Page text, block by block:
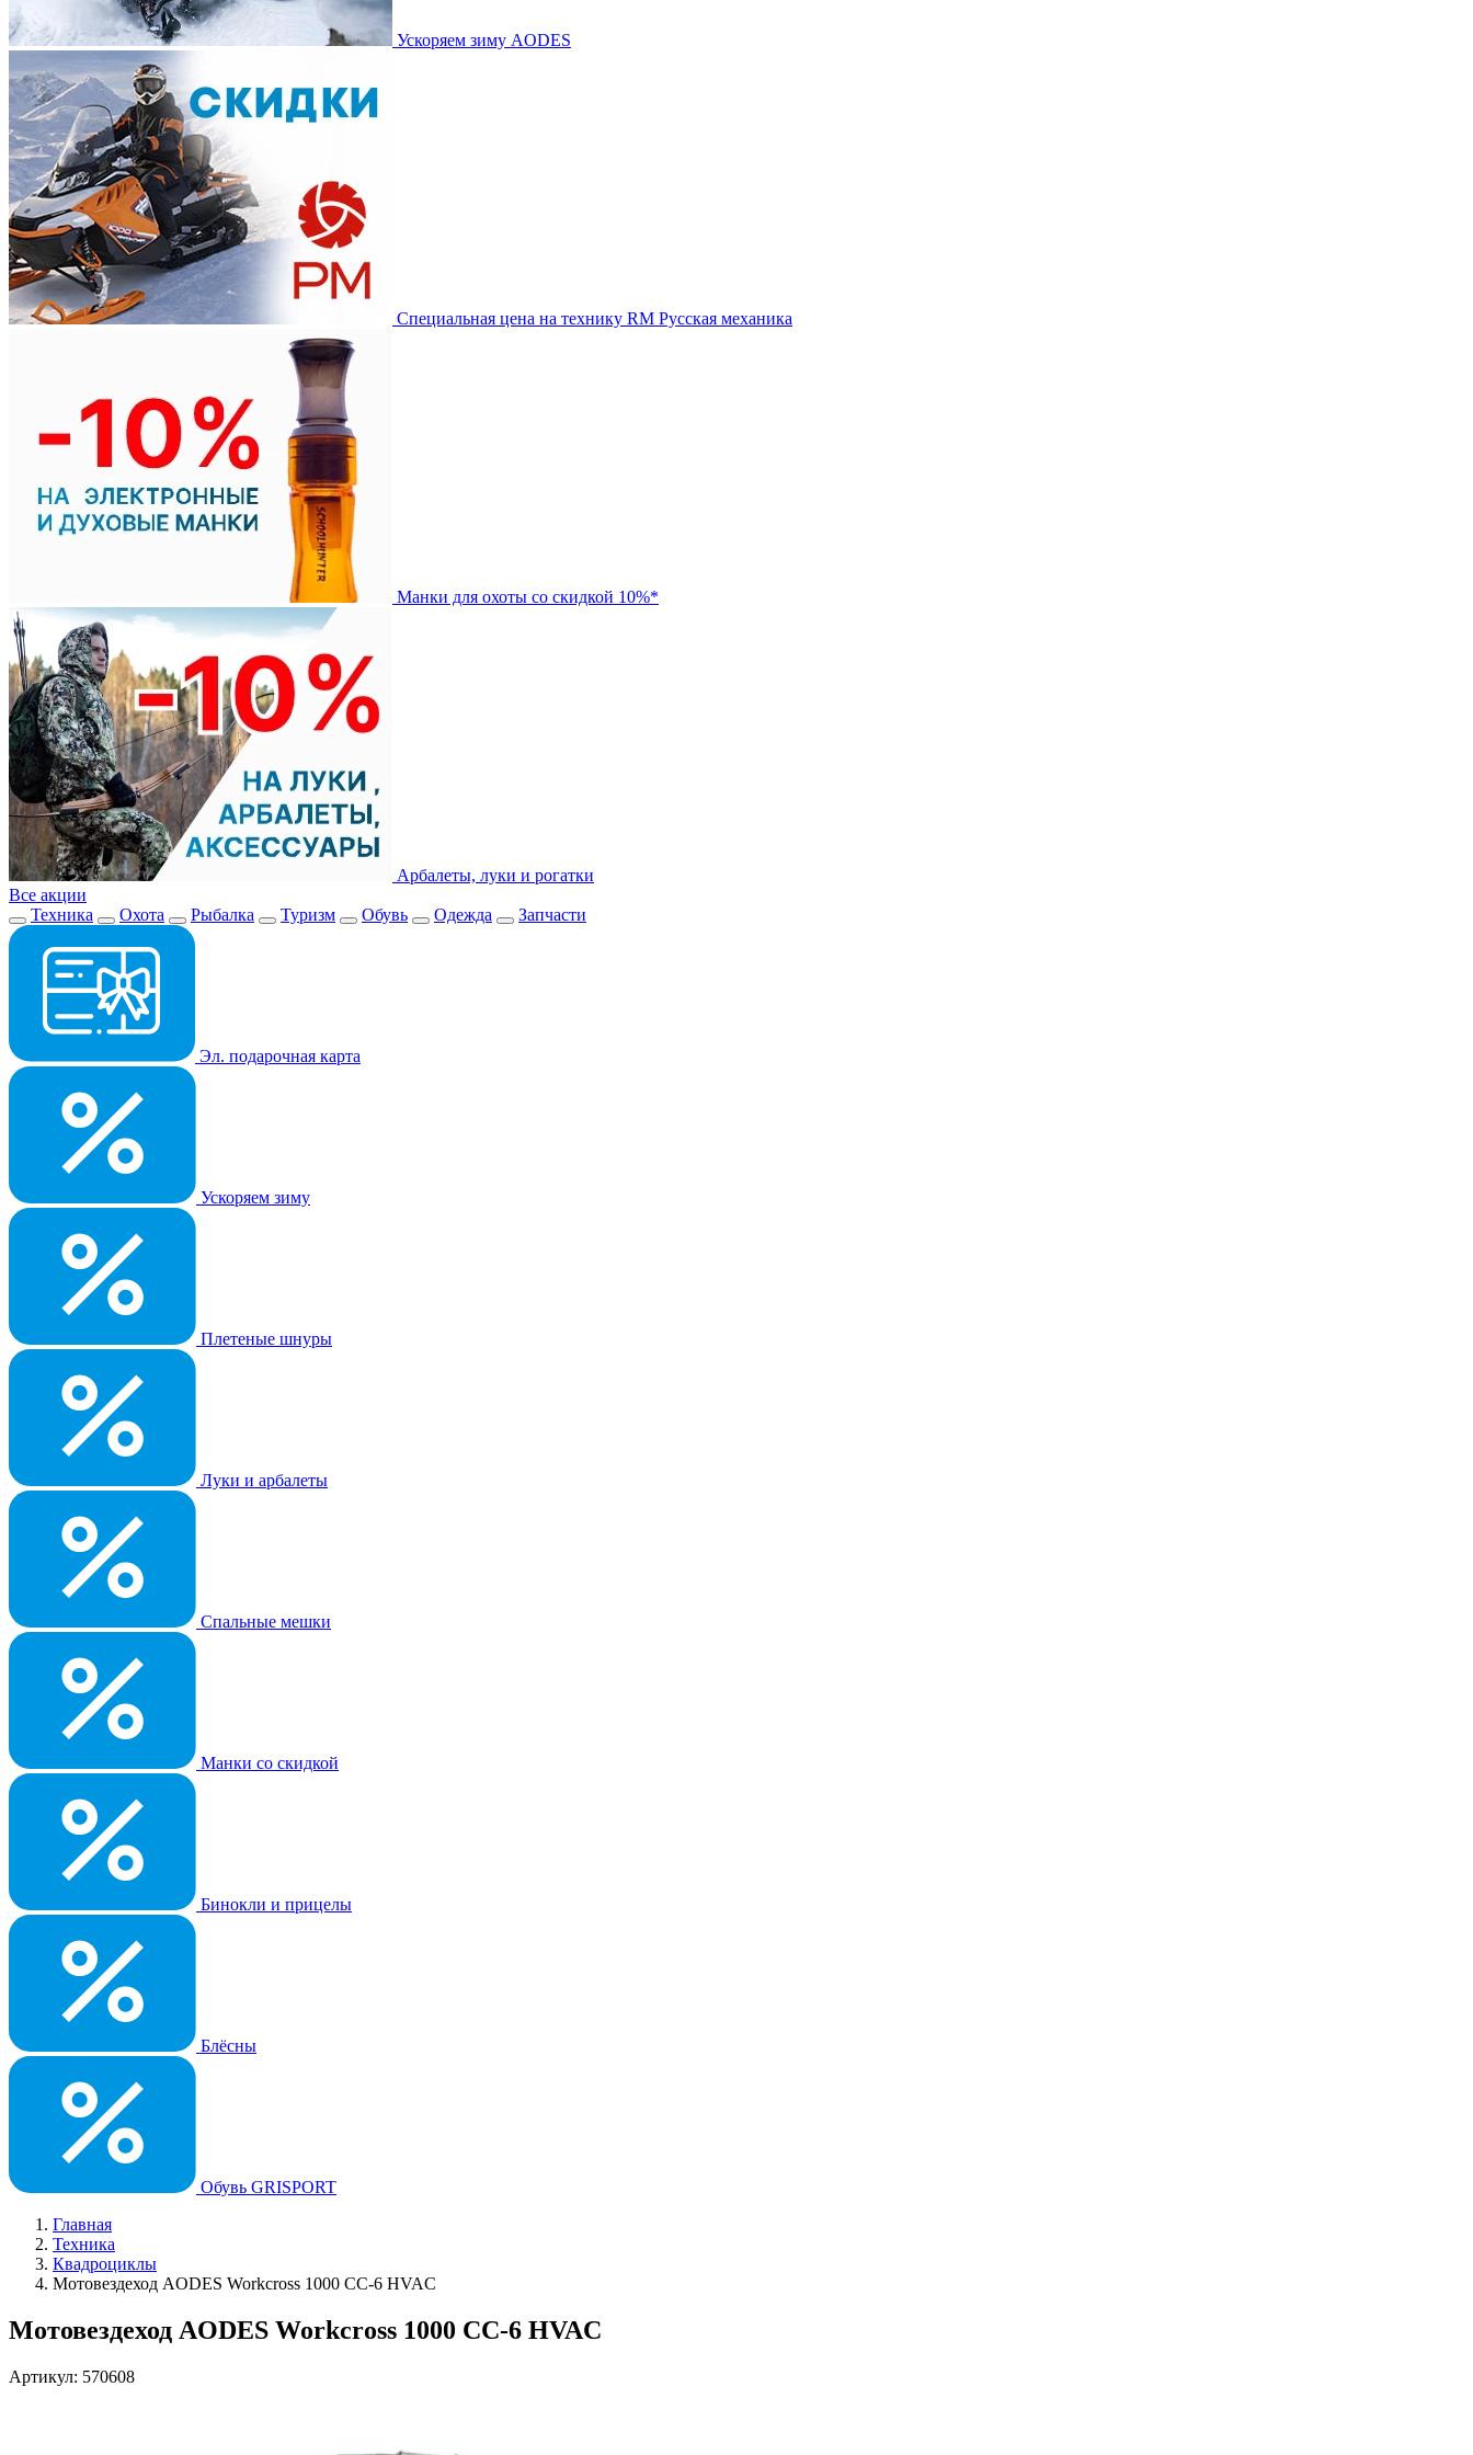
Ускоряем зиму AODES
Специальная цена на технику RM Русская механика
Манки для охоты со скидкой 10%*
Арбалеты, луки и рогатки
Все акции
Техника
Охота Рыбалка Туризм Обувь Одежда Запчасти
Эл. подарочная карта
Ускоряем зиму
Плетеные шнуры
Луки и арбалеты
Спальные мешки
Манки со скидкой
Бинокли и прицелы
Блёсны
Обувь GRISPORT
Главная
Техника
Квадроциклы
Мотовездеход AODES Workcross 1000 CC-6 HVAC
Мотовездеход AODES Workcross 1000 CC-6 HVAC
Артикул: 570608